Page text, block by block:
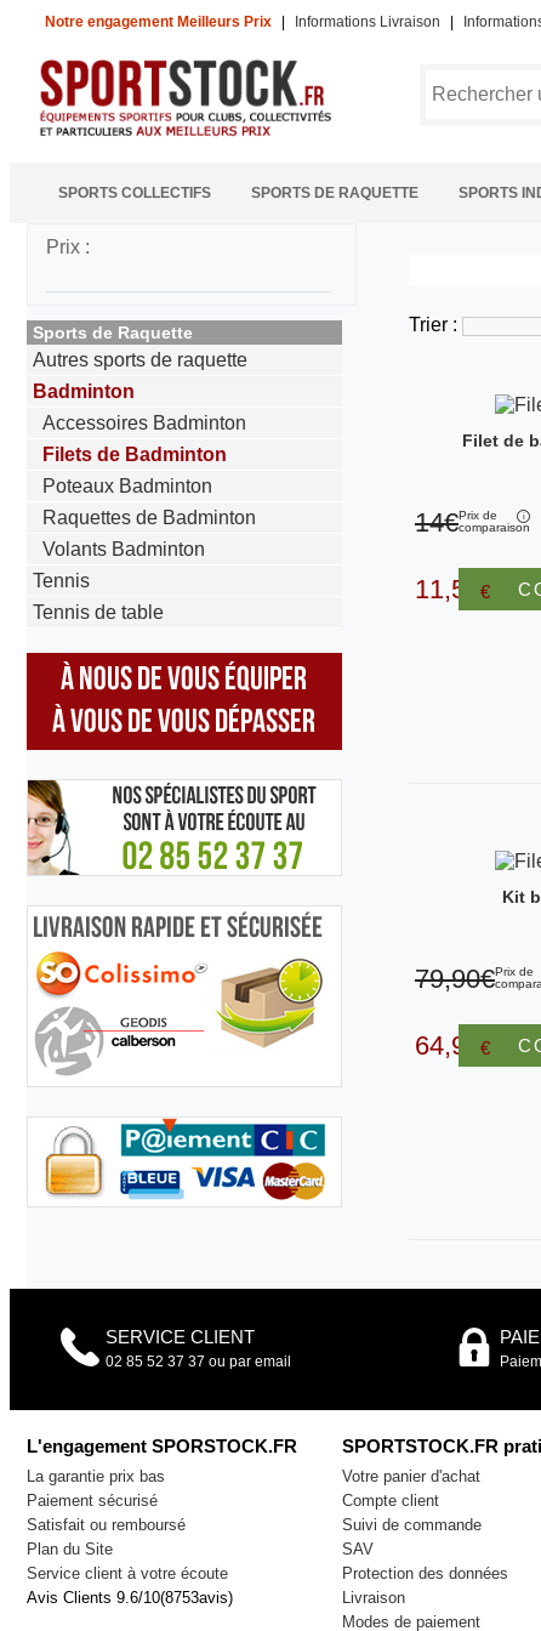
Notre engagement Meilleurs Prix Informations Livraison
SPORTS COLLECTIFS SPORTS DE RAQUETTE SPORTS
Trier :
Filet de
14€Prix de
comparaison
11,50 €
Kit
79,90€Prix de
64,90 €
Prix :
Sports de Raquette
Autres sports de raquette
Badminton
Accessoires Badminton
Filets de Badminton
Poteaux Badminton
Raquettes de Badminton
Volants Badminton
Tennis
Tennis de table
SERVICE CLIENT
02 85 52 37 37 ou par email
L'engagement SPORSTOCK.FR
La garantie prix bas
Paiement sécurisé
Satisfait ou remboursé
Plan du Site
Service client à votre écoute
Avis Clients 9.6/10(8753avis)
SPORTSTOCK.FR
Votre panier d'achat
Compte client
Suivi de commande
SAV
Protection des données
Livraison
Modes de paiement